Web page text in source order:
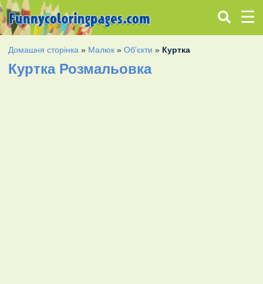
Домашня сторінка » Малюк »Об'єкти » Куртка
Куртка Розмальовка